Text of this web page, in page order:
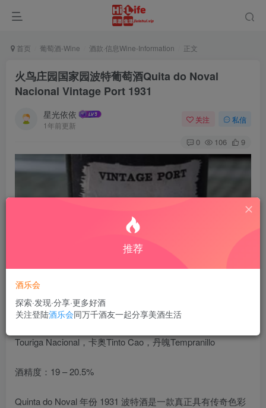
首页 葡萄酒-Wine 酒款·信息Wine-Information 正文
火鸟庄园国家园波特葡萄酒Quita do Noval
Nacional Vintage Port 1931
星光依依
1年前更新
关注 私信
0 106 9
Touriga Nacional，卡奥Tinto Cao，丹魄Tempranillo
酒精度：19 – 20.5%
Quinta do Noval 年份 1931 波特酒是一款真正具有传奇色彩
推荐
酒乐会
探索·发现·分享·更多好酒
关注登陆酒乐会同万千酒友一起分享美酒生活